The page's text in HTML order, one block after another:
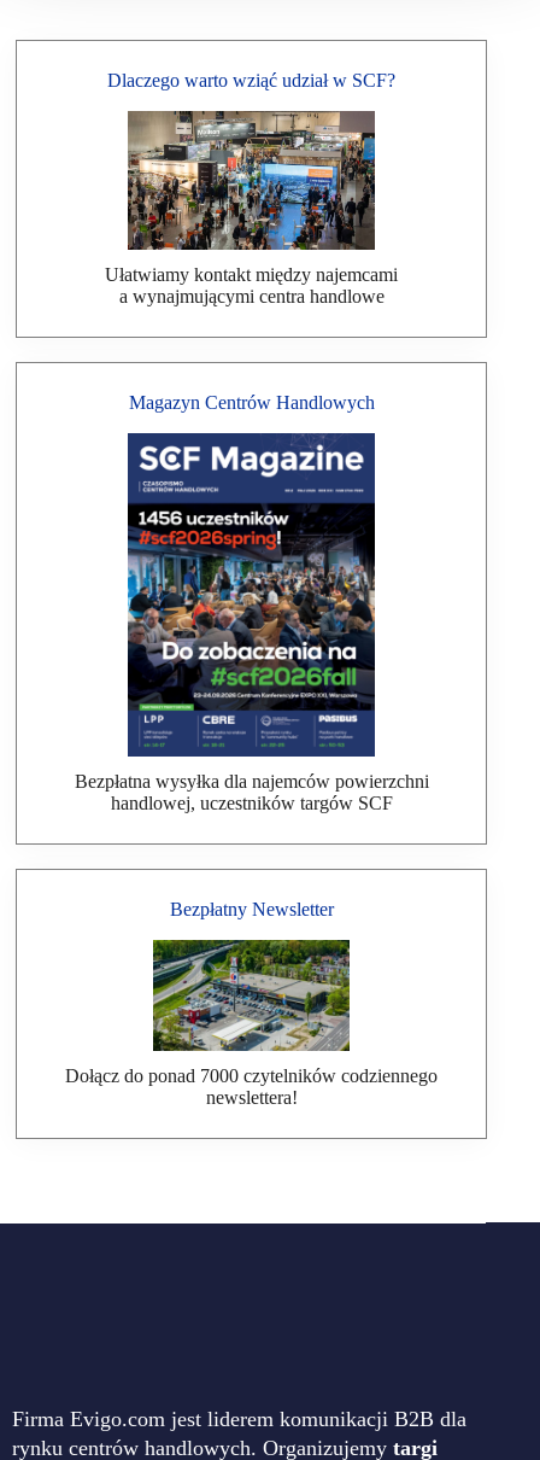
Dlaczego warto wziąć udział w SCF?
Ułatwiamy kontakt między najemcami
a wynajmującymi centra handlowe
Magazyn Centrów Handlowych
Bezpłatna wysyłka dla najemców powierzchni
handlowej, uczestników targów SCF
Bezpłatny Newsletter
Dołącz do ponad 7000 czytelników codziennego
newslettera!
Firma Evigo.com jest liderem komunikacji B2B dla
rynku centrów handlowych. Organizujemy targi